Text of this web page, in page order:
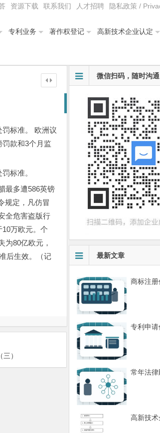
资源下载 联系我们 人才招聘 隐私政策 /
专利业务 著作权登记 高新技术企业认定
标准。 欧洲议
款和3个月监
标准。
最多遭586英镑
规定，凡仿冒
全危害盗版行
万欧元。个
为80亿欧元，
后生效。（记
）
微信扫码，随时沟通
最新文章
商标注册
专利申请
常年法
高新技